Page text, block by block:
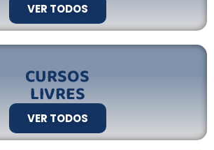
VER TODOS
CURSOS
LIVRES
VER TODOS